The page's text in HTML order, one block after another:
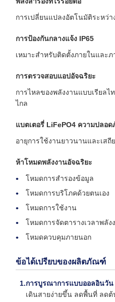
การเปลี่ยนแปลงอัตโนมัติระหว่
การป้องกันกลางแจ้ง IP65
เหมาะสำหรับติดตั้งภายในและภ
การตรวจสอบแอปอัจฉริยะ
การไหลของพลังงานแบบเรียลไ
ไกล
แบตเตอรี่ LiFePO4 ความปลอด
อายุการใช้งานยาวนานและเส
ห้าโหมดพลังงานอัจฉริยะ
โหมดการสำรองข้อมูล
โหมดการบริโภคด้วยตนเอง
โหมดการใช้งาน
โหมดการจัดตารางเวลาพลัง
โหมดควบคุมภายนอก
ข้อได้เปรียบของผลิตภัณฑ์
การบูรณาการแบบออลอินวัน
เดินสายง่ายขึ้น ลดพื้นที่ ลด